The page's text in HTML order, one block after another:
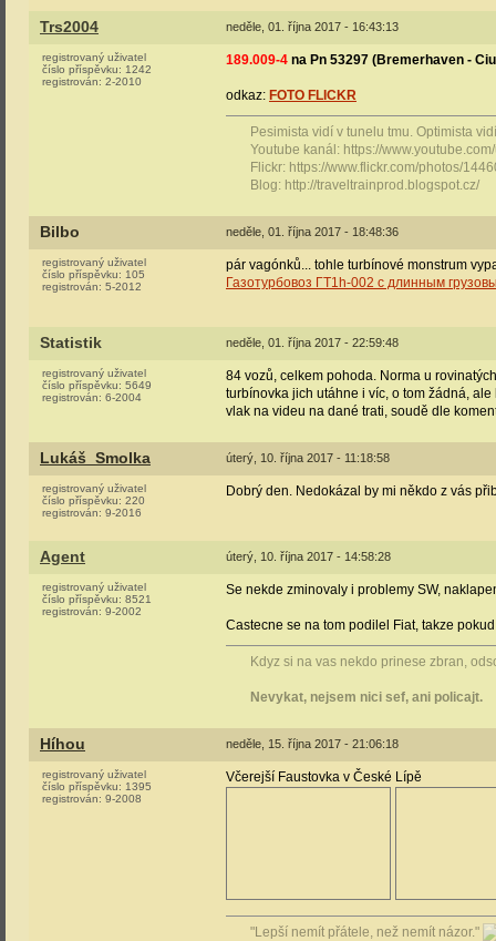
Trs2004 neděle, 01. října 2017 - 16:43:13
registrovaný uživatel
číslo příspěvku: 1242
registrován: 2-2010
189.009-4 na Pn 53297 (Bremerhaven -
odkaz: FOTO FLICKR
Pesimista vidí v tunelu tmu. Optimista
Youtube kanál: https://
Flickr: https://www.flickr.com/photos/
Blog: http://traveltrainprod.blogspot.cz/
Bilbo neděle, 01. října 2017 - 18:48:36
registrovaný uživatel
číslo příspěvku: 105
registrován: 5-2012
pár vagónků... tohle turbínové monstrum
Газотурбовоз ГТ1h-002 с длинным
Statistik neděle, 01. října 2017 - 22:59:48
registrovaný uživatel
číslo příspěvku: 5649
registrován: 6-2004
84 vozů, celkem pohoda. Norma u
turbínovka jich utáhne i víc, o tom žádná,
vlak na videu na dané trati, soudě dle
Lukáš_Smolka úterý, 10. října 2017 - 11:18:58
registrovaný uživatel
číslo příspěvku: 220
registrován: 9-2016
Dobrý den. Nedokázal by mi někdo z vás
Agent úterý, 10. října 2017 - 14:58:28
registrovaný uživatel
číslo příspěvku: 8521
registrován: 9-2002
Se nekde zminovaly i problemy SW,
Castecne se na tom podilel Fiat, takze
Kdyz si na vas nekdo prinese zbran,
Nevykat, nejsem nici sef, ani policajt.
Híhou neděle, 15. října 2017 - 21:06:18
registrovaný uživatel
číslo příspěvku: 1395
registrován: 9-2008
Včerejší Faustovka v České Lípě
"Lepší nemít přátele, než nemít názor."